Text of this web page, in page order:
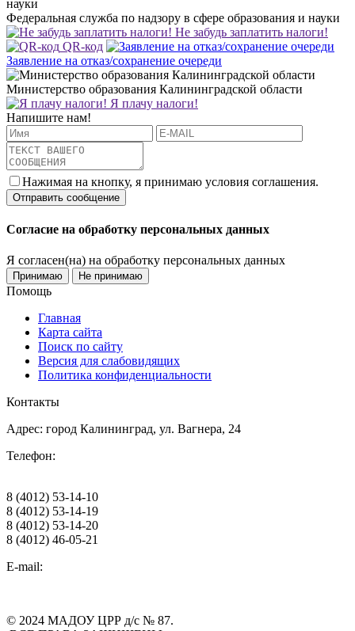
Федеральная служба по надзору в сфере образования и науки
Не забудь заплатить налоги!
QR-код
Заявление на отказ/сохранение очереди
Министерство образования Калининградской области
Я плачу налоги!
Напишите нам!
Нажимая на кнопку, я принимаю условия соглашения.
Согласие на обработку персональных данных
Я согласен(на) на обработку персональных данных
Принимаю Не принимаю
Помощь
Главная
Карта сайта
Поиск по сайту
Версия для слабовидящих
Политика конфиденциальности
Контакты
Адрес: город Калининград, ул. Вагнера, 24
Телефон:
8 (4012) 53-14-10
8 (4012) 53-14-19
8 (4012) 53-14-20
8 (4012) 46-05-21
E-mail:
© 2024 МАДОУ ЦРР д/с № 87.